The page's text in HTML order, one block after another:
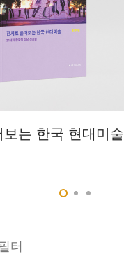
보는 한국 현대미술
터